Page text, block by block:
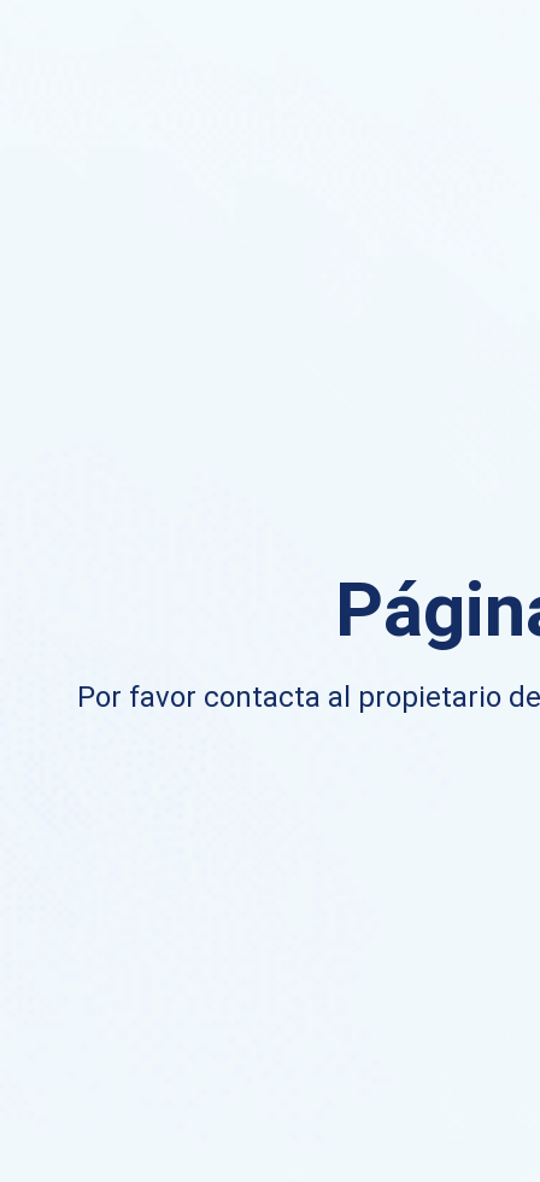
Por favor contacta al propietario